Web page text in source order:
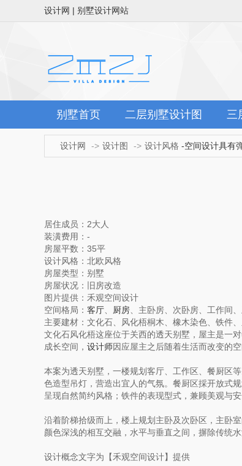
设计网 | 别墅设计网站
别墅首页 二层别墅设计图 三
设计网 设计图 设计风格 -空间设计具有
居住成员：2大人
装潢费用：-
房屋平数：35平
设计风格：北欧风格
房屋类型：别墅
房屋状况：旧房改造
图片提供：禾观空间设计
空间格局： 客厅 厨房 、主卧房、次卧房、工作间
主要建材：文化石、风化梧桐木、橡木染色、铁件
文化石风化梧这座位于关西的透天别墅，屋主是一
成长空间， 设计师因应屋主之后随着生活而改变的
本案为透天别墅，一楼规划客厅、工作区、餐厨区
色造型吊灯，营造出宜人的气氛。餐厨区採开放式
呈现自然简约风格；铁件的表现型式，兼顾美观与
沿着阶梯拾级而上，楼上规划主卧及次卧区，主卧
颜色深浅的相互交融，水平与垂直之间，摒除传统
设计概念文字为【禾观空间设计】提供